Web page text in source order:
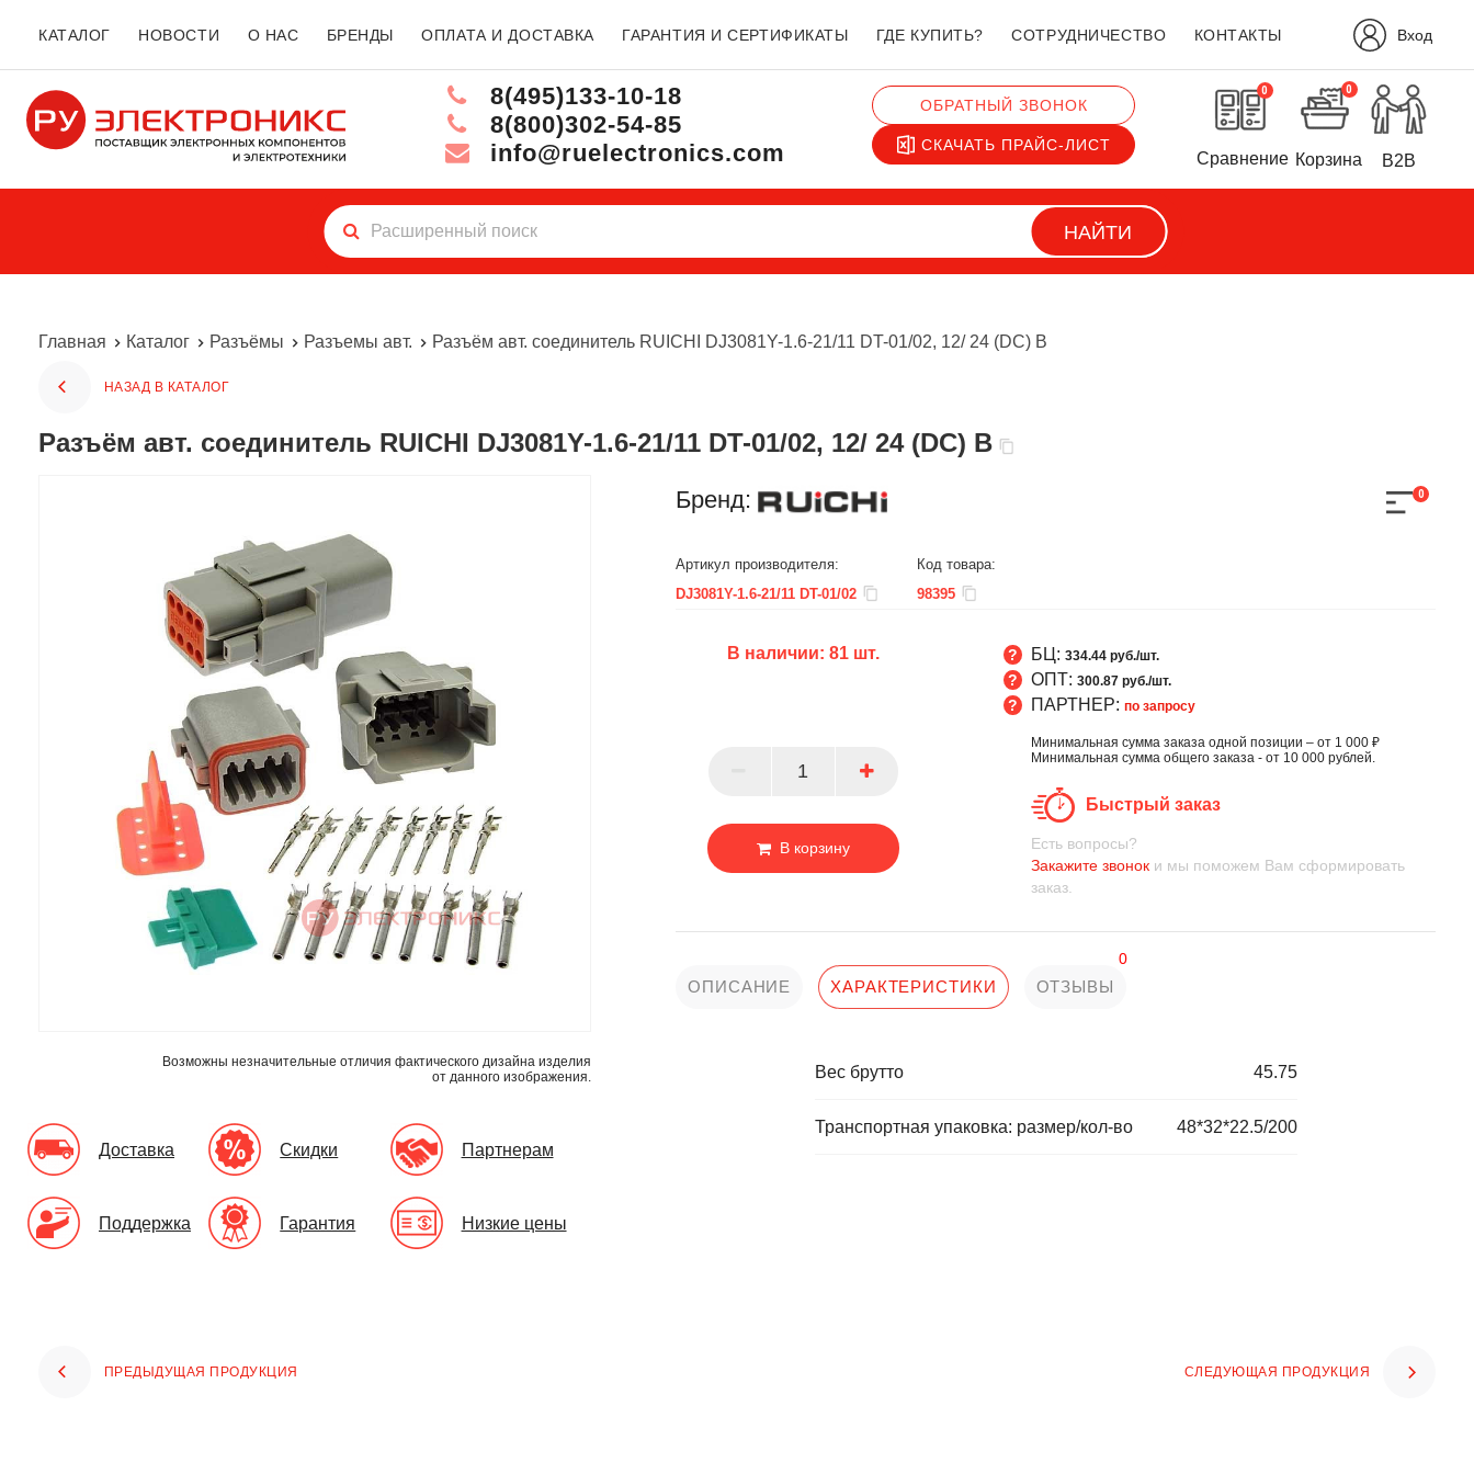
КАТАЛОГ НОВОСТИ О НАС БРЕНДЫ ОПЛАТА И ДОСТАВКА ГАРАНТИЯ И СЕРТИФИКАТЫ ГДЕ КУПИТЬ? СОТРУДНИЧЕСТВО КОНТАКТЫ Вход
8(495)133-10-18
8(800)302-54-85
info@ruelectronics.com
ОБРАТНЫЙ ЗВОНОК
СКАЧАТЬ ПРАЙС-ЛИСТ
0
Сравнение
0
Корзина B2B
НАЙТИ
Главная Каталог Разъёмы Разъемы авт. Разъём авт. соединитель RUICHI DJ3081Y-1.6-21/11 DT-01/02, 12/ 24 (DC) В
НАЗАД В КАТАЛОГ
Разъём авт. соединитель RUICHI DJ3081Y-1.6-21/11 DT-01/02, 12/ 24 (DC) В
Возможны незначительные отличия фактического дизайна изделия
от данного изображения.
Доставка Скидки Партнерам
Поддержка Гарантия Низкие цены
Бренд: 0
Артикул производителя:
DJ3081Y-1.6-21/11 DT-01/02
Код товара:
98395
В наличии:81 шт.
В корзину
БЦ: 334.44 руб./шт.
ОПТ: 300.87 руб./шт.
ПАРТНЕР: по запросу
Минимальная сумма заказа одной позиции – от 1 000 ₽
Минимальная сумма общего заказа - от 10 000 рублей.
Быстрый заказ
Есть вопросы?
Закажите звоноки мы поможем Вам сформировать
заказ.
ОПИСАНИЕ ХАРАКТЕРИСТИКИ ОТЗЫВЫ
0
Вес брутто 45.75
Транспортная упаковка: размер/кол-во 48*32*22.5/200
ПРЕДЫДУЩАЯ ПРОДУКЦИЯ СЛЕДУЮЩАЯ ПРОДУКЦИЯ